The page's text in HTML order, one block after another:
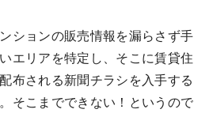
ションの販売情報を漏らさず手
エリアを特定し、そこに賃貸住
布される新聞チラシを入手する
そこまでできない！というので